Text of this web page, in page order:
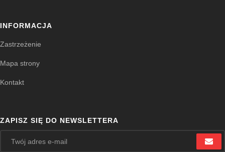
INFORMACJA
Zastrzeżenie
Mapa strony
Kontakt
ZAPISZ SIĘ DO NEWSLETTERA